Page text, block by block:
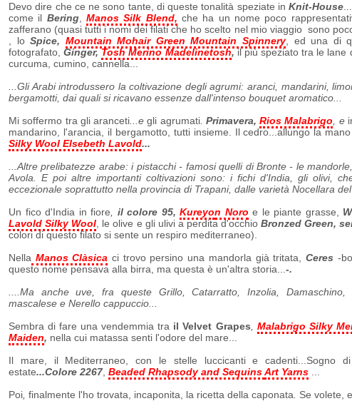
Devo dire che ce ne sono tante, di queste tonalità speziate in Knit-House
come il Bering,Manos Silk Blend, che ha un nome poco
zafferano (quasi tutti i nomi dei filati che ho scelto nel mio viaggio sono
, loSpice, Mountain Mohair Green Mountain Spinnery, ed una di
fotografato,Ginger,Tosh Merino Madelinetosh,il più speziato tra le lane
curcuma, cumino, cannella...
...Gli Arabi introdussero la coltivazione degli agrumi: aranci, mandarini,
bergamotti, dai quali si ricavano essenze dall'intenso bouquet aromatico...
Mi soffermo tra gli aranceti ...egli agrumati. Primavera, Rios Malabrigo , e
mandarino, l'arancia, il bergamotto, tutti insieme. Il cedro...allungo la
Silky Wool Elsebeth Lavold...
...Altre prelibatezze arabe: i pistacchi - famosi quelli di Bronte - le
Avola. E poi altre importanti coltivazioni sono: i fichi d'India, gli olivi,
eccezionale soprattutto nella provincia di Trapani, dalle varietà Nocellara del
Un fico d'India in fiore
il colore 95, Kureyon Noro e le piante grasse,
Lavold Silky Wool , le olive e gli ulivi a perdita d'occhioBronzed Green,
colori di questo filato si sente un respiro mediterraneo).
Nella Manos Clàsica ci trovo persino una mandorla già tritata, Ceres-
questo nome pensava alla birra, ma questa è un'altra storia... -.
....Ma anche uve, fra queste Grillo, Catarratto, Inzolia, Damaschino,
mascalese e Nerello cappuccio...
Sembra di fare una vendemmia tra il Velvet Grapes Malabrigo Silky
Maiden, nella cui matassa senti l'odore del mare...
Il mare, il Mediterraneo, con le stelle luccicanti e cadenti...Sogno
estate...Colore 2267, Beaded Rhapsody and SequinsArt Yarns
Poi finalmente l'ho trovata, incaponita, la ricetta della caponata Se volete,